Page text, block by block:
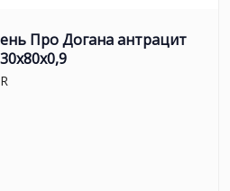
Про Догана антрацит